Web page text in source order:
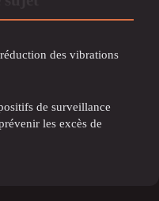
des vibrations
de surveillance
les excès de